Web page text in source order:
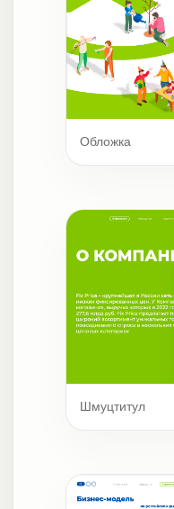
Обложка
Шмуцтитул